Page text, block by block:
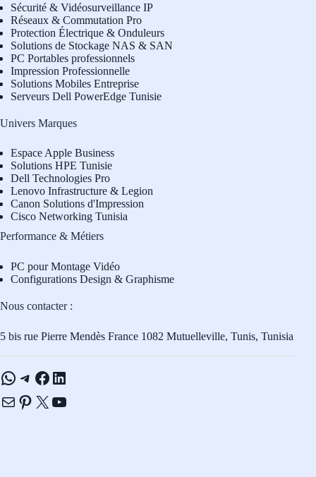
Sécurité & Vidéosurveillance IP
Réseaux & Commutation Pro
Protection Électrique & Onduleurs
Solutions de Stockage NAS & SAN
PC Portables professionnels
Impression Professionnelle
Solutions Mobiles Entreprise
Serveurs Dell PowerEdge Tunisie
Univers Marques
Espace Apple Business
Solutions HPE Tunisie
Dell Technologies Pro
Lenovo Infrastructure & Legion
Canon Solutions d'Impression
Cisco Networking Tunisia
Performance & Métiers
PC pour Montage Vidéo
Configurations Design & Graphisme
Nous contacter :
5 bis rue Pierre Mendès France 1082 Mutuelleville, Tunis, Tunisia
WhatsApp
Telegram
Facebook
LinkedIn
E-mailPinterest
X YouTube